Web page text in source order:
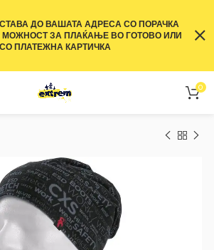
0
ДО ВАШАТА АДРЕСА СО ПОРАЧКА
МОЖНОСТ ЗА ПЛАЌАЊЕ ВО ГОТОВО ИЛИ
СО ПЛАТЕЖНА КАРТИЧКА